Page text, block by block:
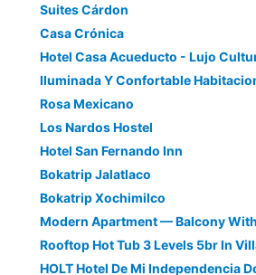
Suites Cárdon
Casa Crónica
Hotel Casa Acueducto - Lujo
Rosa Mexicano
Los Nardos Hostel
Hotel San Fernando Inn
Bokatrip Jalatlaco
Bokatrip Xochimilco
Rooftop Hot Tub 3 Levels 5br In